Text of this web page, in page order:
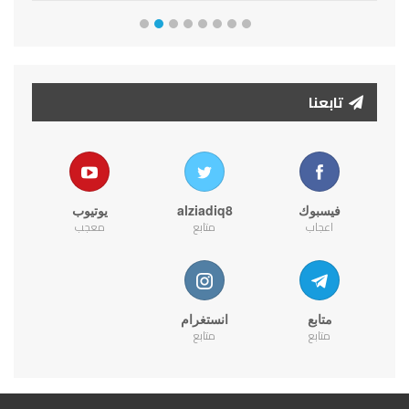
تابعنا
فيسبوك
اعجاب
alziadiq8
متابع
يوتيوب
معجب
متابع
متابع
انستغرام
متابع